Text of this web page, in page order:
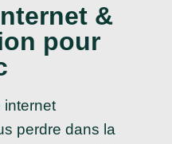
&
pour
internet
perdre dans la